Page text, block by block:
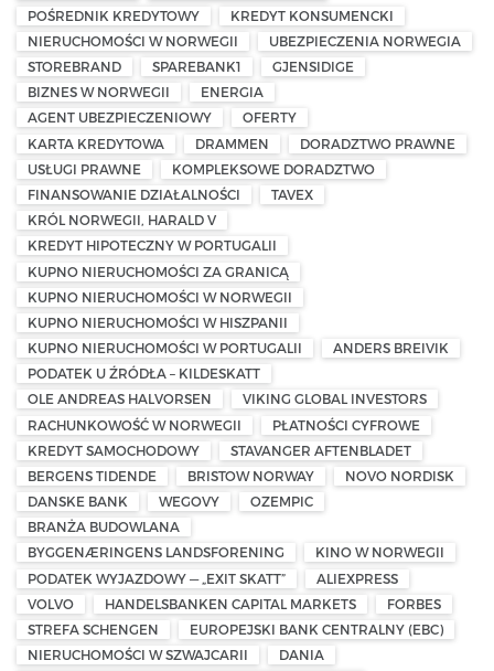
POŚREDNIK KREDYTOWY
KREDYT KONSUMENCKI
NIERUCHOMOŚCI W NORWEGII
UBEZPIECZENIA NORWEGIA
STOREBRAND
SPAREBANK1
GJENSIDIGE
BIZNES W NORWEGII
ENERGIA
AGENT UBEZPIECZENIOWY
OFERTY
KARTA KREDYTOWA
DRAMMEN
DORADZTWO PRAWNE
USŁUGI PRAWNE
KOMPLEKSOWE DORADZTWO
FINANSOWANIE DZIAŁALNOŚCI
TAVEX
KRÓL NORWEGII, HARALD V
KREDYT HIPOTECZNY W PORTUGALII
KUPNO NIERUCHOMOŚCI ZA GRANICĄ
KUPNO NIERUCHOMOŚCI W NORWEGII
KUPNO NIERUCHOMOŚCI W HISZPANII
KUPNO NIERUCHOMOŚCI W PORTUGALII
ANDERS BREIVIK
PODATEK U ŹRÓDŁA – KILDESKATT
OLE ANDREAS HALVORSEN
VIKING GLOBAL INVESTORS
RACHUNKOWOŚĆ W NORWEGII
PŁATNOŚCI CYFROWE
KREDYT SAMOCHODOWY
STAVANGER AFTENBLADET
BERGENS TIDENDE
BRISTOW NORWAY
NOVO NORDISK
DANSKE BANK
WEGOVY
OZEMPIC
BRANŻA BUDOWLANA
BYGGENÆRINGENS LANDSFORENING
KINO W NORWEGII
PODATEK WYJAZDOWY — „EXIT SKATT”
ALIEXPRESS
VOLVO
HANDELSBANKEN CAPITAL MARKETS
FORBES
STREFA SCHENGEN
EUROPEJSKI BANK CENTRALNY (EBC)
NIERUCHOMOŚCI W SZWAJCARII
DANIA